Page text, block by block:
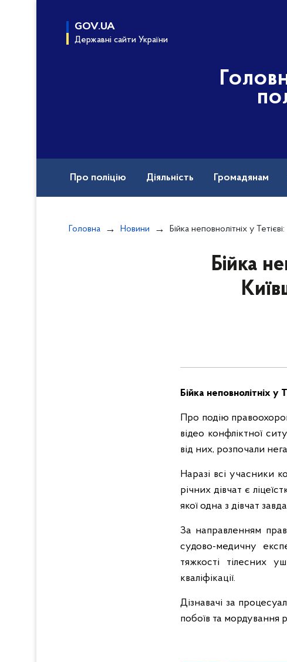
GOV.UA
Державні сайти України
Про поліцію Діяльність Громадянам
Головна Новини Бійка неповнолітніх у Тетієві: поліцейські Київщини
Бійка
Бійка неповнолітніх у
Про подію
відео конфліктної
від них, розпочали
Наразі всі учасники
річних дівчат є
якої одна з дівчат
За направленням
судово-медичну
тяжкості тілесних
кваліфікації.
Дізнавачі за
побоїв та мордування